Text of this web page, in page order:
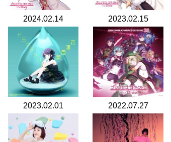
2024.02.14 2023.02.15
2023.02.01 2022.07.27